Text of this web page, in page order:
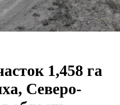
1,458 га
Северо-